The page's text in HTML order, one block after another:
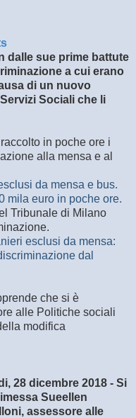
dalle sue prime battute
a cui erano
di un nuovo
Sociali che li
in poche ore i
alla mensa e al
da mensa e bus.
mila euro in poche ore.
Tribunale di Milano
esclusi da mensa:
dal
che si è
alle Politiche sociali
modifica
28 dicembre 2018 - Si
Sueellen
assessore alle